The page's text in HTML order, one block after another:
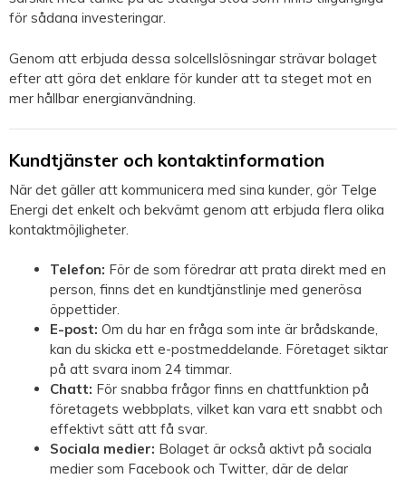
för sådana investeringar.
Genom att erbjuda dessa solcellslösningar strävar bolaget
efter att göra det enklare för kunder att ta steget mot en
mer hållbar energianvändning.
Kundtjänster och kontaktinformation
När det gäller att kommunicera med sina kunder, gör Telge
Energi det enkelt och bekvämt genom att erbjuda flera olika
kontaktmöjligheter.
Telefon: För de som föredrar att prata direkt med en
person, finns det en kundtjänstlinje med generösa
öppettider.
E-post: Om du har en fråga som inte är brådskande,
kan du skicka ett e-postmeddelande. Företaget siktar
på att svara inom 24 timmar.
Chatt: För snabba frågor finns en chattfunktion på
företagets webbplats, vilket kan vara ett snabbt och
effektivt sätt att få svar.
Sociala medier: Bolaget är också aktivt på sociala
medier som Facebook och Twitter, där de delar